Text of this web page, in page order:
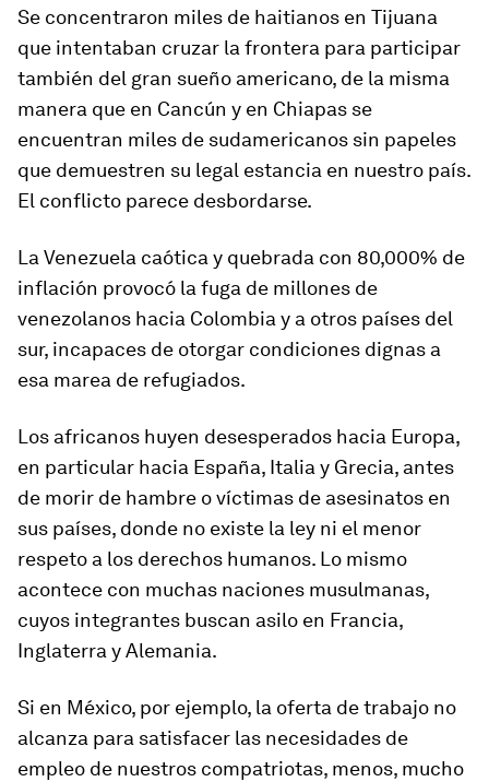
Se concentraron miles de haitianos en Tijuana
que intentaban cruzar la frontera para participar
también del gran sueño americano, de la misma
manera que en Cancún y en Chiapas se
encuentran miles de sudamericanos sin papeles
que demuestren su legal estancia en nuestro país.
El conflicto parece desbordarse.
La Venezuela caótica y quebrada con 80,000% de
inflación provocó la fuga de millones de
venezolanos hacia Colombia y a otros países del
sur, incapaces de otorgar condiciones dignas a
esa marea de refugiados.
Los africanos huyen desesperados hacia Europa,
en particular hacia España, Italia y Grecia, antes
de morir de hambre o víctimas de asesinatos en
sus países, donde no existe la ley ni el menor
respeto a los derechos humanos. Lo mismo
acontece con muchas naciones musulmanas,
cuyos integrantes buscan asilo en Francia,
Inglaterra y Alemania.
Si en México, por ejemplo, la oferta de trabajo no
alcanza para satisfacer las necesidades de
empleo de nuestros compatriotas, menos, mucho